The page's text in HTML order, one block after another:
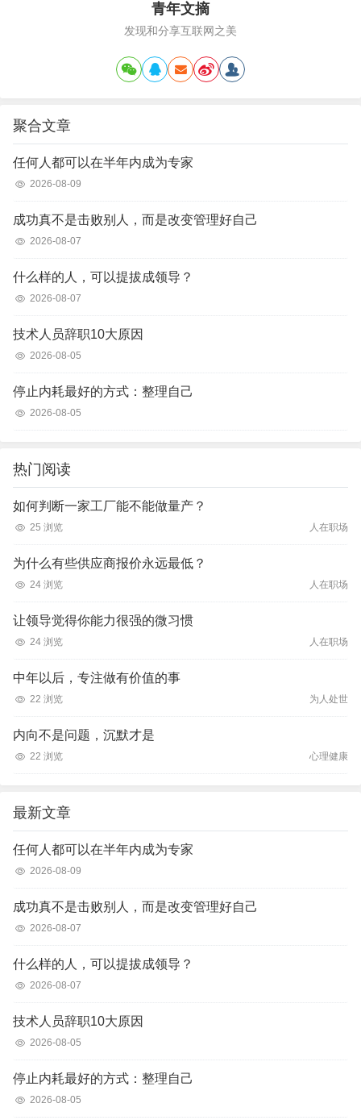
青年文摘
发现和分享互联网之美
聚合文章
任何人都可以在半年内成为专家
2026-08-09
成功真不是击败别人，而是改变管理好自己
2026-08-07
什么样的人，可以提拔成领导？
2026-08-07
技术人员辞职10大原因
2026-08-05
停止内耗最好的方式：整理自己
2026-08-05
热门阅读
如何判断一家工厂能不能做量产？
25 浏览 人在职场
为什么有些供应商报价永远最低？
24 浏览 人在职场
让领导觉得你能力很强的微习惯
24 浏览 人在职场
中年以后，专注做有价值的事
22 浏览 为人处世
内向不是问题，沉默才是
22 浏览 心理健康
最新文章
任何人都可以在半年内成为专家
2026-08-09
成功真不是击败别人，而是改变管理好自己
2026-08-07
什么样的人，可以提拔成领导？
2026-08-07
技术人员辞职10大原因
2026-08-05
停止内耗最好的方式：整理自己
2026-08-05